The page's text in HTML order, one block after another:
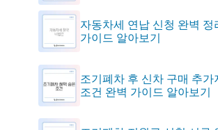
자동차세 연납 신청 완벽 정
가이드 알아보기
조기폐차 후 신차 구매 추가
조건 완벽 가이드 알아보기